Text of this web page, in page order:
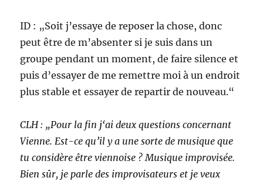
ID : „Soit j’essaye de reposer la chose, donc
peut être de m’absenter si je suis dans un
groupe pendant un moment, de faire silence et
puis d’essayer de me remettre moi à un endroit
plus stable et essayer de repartir de nouveau.“
CLH : „Pour la fin j‘ai deux questions concernant
Vienne. Est-ce qu’il y a une sorte de musique que
tu considère être viennoise ? Musique improvisée.
Bien sûr, je parle des improvisateurs et je veux